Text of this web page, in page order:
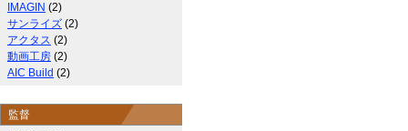
IMAGIN (2)
サンライズ (2)
アクタス (2)
動画工房 (2)
AIC Build (2)
監督